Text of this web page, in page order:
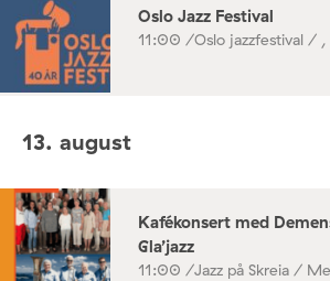
Oslo Jazz Festival
11:00 /Oslo jazzfestival / ,
13. august
Kafékonsert med
Gla’jazz
11:00 /Jazz på Skreia /